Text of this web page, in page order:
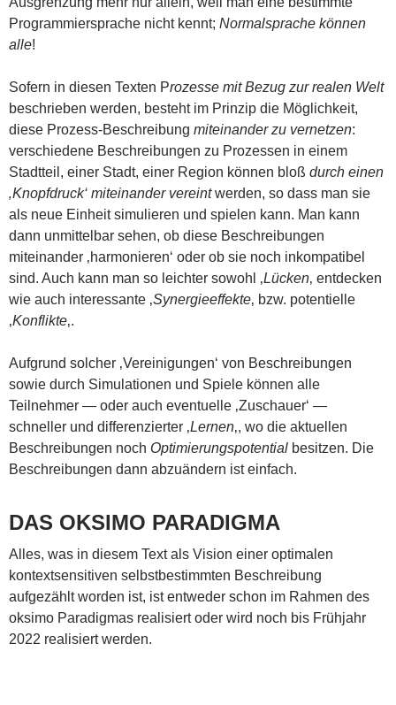
Programmiersprache nicht kennt; Normalsprache können
alle!
Sofern in diesen Texten Prozesse mit Bezug zur realen Welt
beschrieben werden, besteht im Prinzip die Möglichkeit,
diese Prozess-Beschreibung miteinander zu vernetzen:
verschiedene Beschreibungen zu Prozessen in einem
Stadtteil, einer Stadt, einer Region können bloß durch einen
‚Knopfdruck‘ miteinander vereintwerden, so dass man sie
als neue Einheit simulieren und spielen kann. Man kann
dann unmittelbar sehen, ob diese Beschreibungen
miteinander ‚harmonieren‘ oder ob sie noch inkompatibel
sind. Auch kann man so leichter sowohl ‚Lücken‚ entdecken
wie auch interessante ‚Synergieeffekte‚ bzw. potentielle
‚Konflikte‚.
Aufgrund solcher ‚Vereinigungen‘ von Beschreibungen
sowie durch Simulationen und Spiele können alle
Teilnehmer — oder auch eventuelle ‚Zuschauer‘ —
schneller und differenzierter ‚Lernen‚, wo die aktuellen
Beschreibungen noch Optimierungspotential besitzen. Die
Beschreibungen dann abzuändern ist einfach.
DAS OKSIMO PARADIGMA
Alles, was in diesem Text als Vision einer optimalen
kontextsensitiven selbstbestimmten Beschreibung
aufgezählt worden ist, ist entweder schon im Rahmen des
oksimo Paradigmas realisiert oder wird noch bis Frühjahr
2022 realisiert werden.